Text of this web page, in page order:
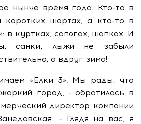
нынче время года. Кто-то в
коротких шортах, а кто-то в
в куртках, сапогах, шапках. И
санки, лыжи не забыли
а вдруг зима!
«Елки 3». Мы рады, что
город, - обратилась в
директор компании
– Глядя на вас, я